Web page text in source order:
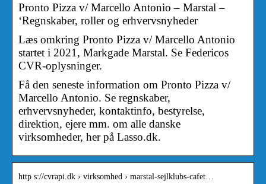
Pronto Pizza v/ Marcello Antonio – Marstal –
‘Regnskaber, roller og erhvervsnyheder
Læs omkring Pronto Pizza v/ Marcello Antonio
startet i 2021, Markgade Marstal. Se Federicos
CVR-oplysninger.
Få den seneste information om Pronto Pizza v/
Marcello Antonio. Se regnskaber,
erhvervsnyheder, kontaktinfo, bestyrelse,
direktion, ejere mm. om alle danske
virksomheder, her på Lasso.dk.
http s://cvrapi.dk › virksomhed › marstal-sejlklubs-cafet…